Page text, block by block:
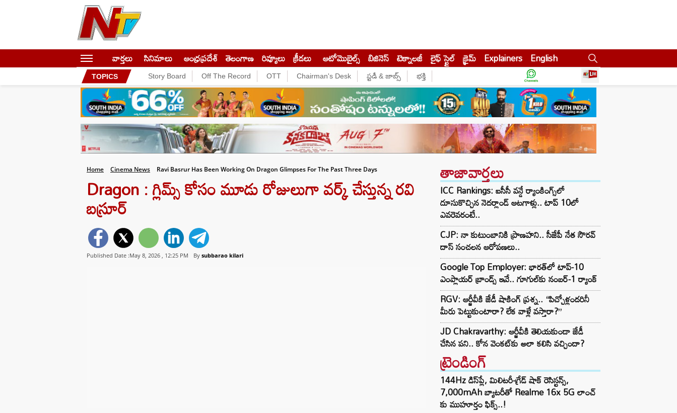
వార్తలు సినిమాలు ఆంధ్రప్రదేశ్ తెలంగాణ రివ్యూలు క్రీడలు ఆటోమొబైల్స్ బిజినెస్‌ టెక్నాలజీ లైఫ్ స్టైల్ క్రైమ్ Explainers English
TOPICS Story Board Off The Record OTT Chairman's Desk స్టడీ & జాబ్స్ భక్తి
Home Cinema News Ravi Basrur Has Been Working On Dragon Glimpses For The Past Three Days
Dragon : గ్లిమ్స్ కోసం మూడు రోజులుగా వర్క్ చేస్తున్న రవి
బస్రూర్
Published Date :May 8, 2026 , 12:25 PM By subbarao kilari
తాజావార్తలు
ICC Rankings: ఐసీసీ వన్డే ర్యాంకింగ్స్‌లో
దూసుకొచ్చిన నెదర్లాండ్ ఆటగాళ్లు.. టాప్ 10లో
ఎవరెవరంటే..
CJP: నా కుటుంబానికి ప్రాణహని.. సీజేపీ నేత సౌరవ్
దాస్ సంచలన ఆరోపణలు..
Google Top Employer: భారత్‌లో టాప్-10
ఎంప్లాయర్ బ్రాండ్స్ ఇవే.. గూగుల్‌కు నంబర్-1 ర్యాంక్
RGV: ఆర్జీవీకి జేడీ షాకింగ్ ప్రశ్న.. “పిచ్చోళ్లందరినీ
మీరు పెట్టుకుంటారా? లేక వాళ్లే వస్తారా?”
JD Chakravarthy: ఆర్జీవీకి తెలియకుండా జేడీ
చేసిన పని.. కోన వెంకట్‌కు అలా కలిసి వచ్చిందా?
ట్రెండింగ్‌
144Hz డిస్‌ప్లే, మిలిటరీ-గ్రేడ్ షాక్ రెసిస్టన్స్,
7,000mAh బ్యాటరీతో Realme 16x 5G లాంచ్
కు ముహూర్తం ఫిక్స్..!